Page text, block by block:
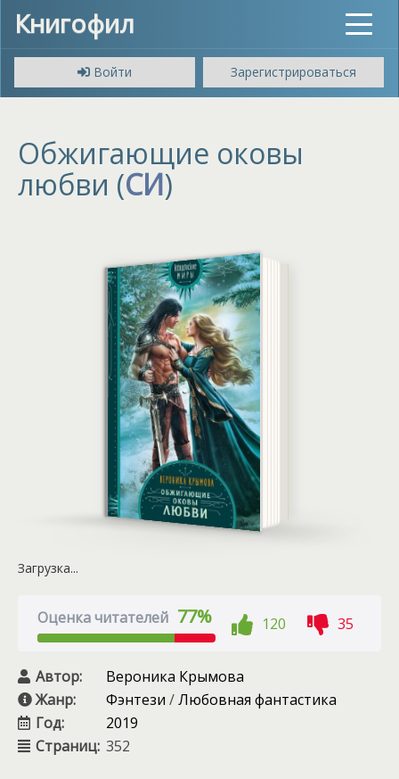
Книгофил
Toggle
Войти
Зарегистрироваться
Обжигающие оковы
любви (СИ)
Загрузка...
Оценка читателей 77% 120 35
Автор:
Вероника Крымова
Жанр:
Фэнтези /Любовная фантастика
Год:
2019
Страниц: 352